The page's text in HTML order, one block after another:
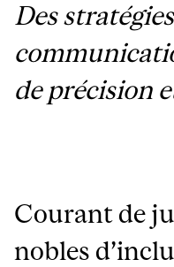
Des
de précision
Courant de
nobles